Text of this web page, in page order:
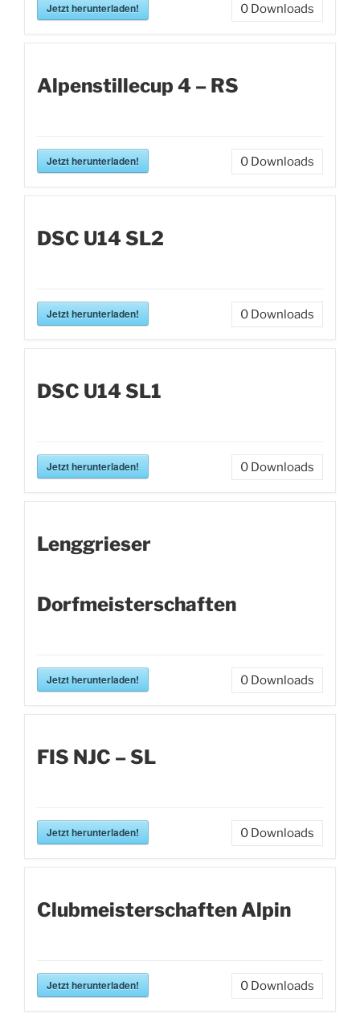
Jetzt herunterladen! 0 Downloads
Alpenstillecup 4 – RS
Jetzt herunterladen! 0 Downloads
DSC U14 SL2
Jetzt herunterladen! 0 Downloads
DSC U14 SL1
Jetzt herunterladen! 0 Downloads
Lenggrieser
Dorfmeisterschaften
Jetzt herunterladen! 0 Downloads
FIS NJC – SL
Jetzt herunterladen! 0 Downloads
Clubmeisterschaften Alpin
Jetzt herunterladen! 0 Downloads